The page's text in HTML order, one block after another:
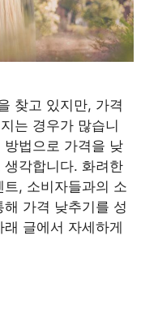
찾고 있지만, 가격
는 경우가 많습니
법으로 가격을 낮
각합니다. 화려한
, 소비자들과의 소
가격 낮추기를 성
글에서 자세하게